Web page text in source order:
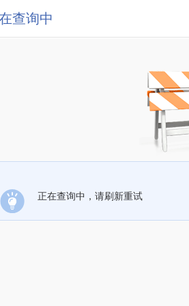
查询中
正在查询中，请刷新重试